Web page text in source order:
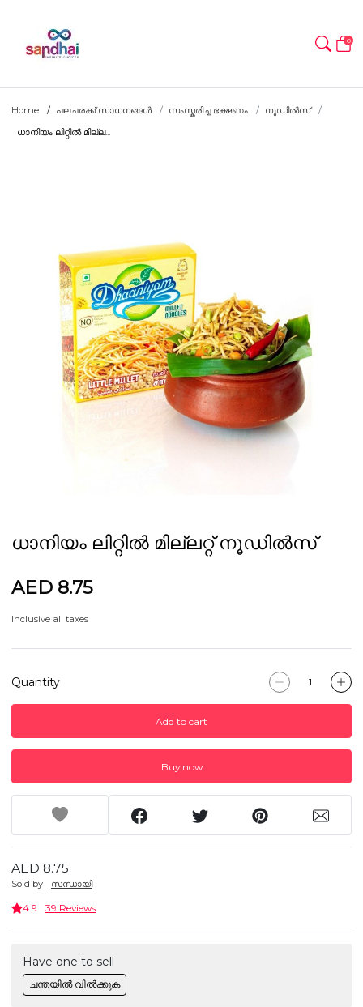
0
Home പലചരക്ക് സാധനങ്ങൾ സംസ്കരിച്ച ഭക്ഷണം
നൂഡിൽസ്
ധാനിയം ലിറ്റിൽ മില്ല...
ധാനിയം ലിറ്റിൽ മില്ലറ്റ് നൂഡിൽസ്
AED 8.75
Inclusive all taxes
Quantity
Add to cart
Buy now
AED 8.75
Sold by സന്ധായി
4.9 39 Reviews
Have one to sell
ചന്തയിൽ വിൽക്കുക